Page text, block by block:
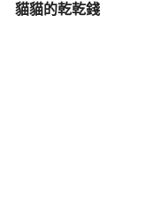
貓貓的乾乾錢